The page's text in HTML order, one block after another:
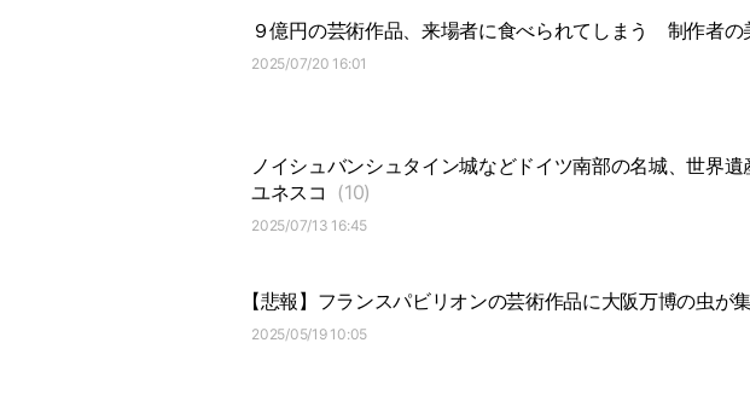
９億円の芸術作品、来場者に食べられてしまう 制作者の
2025/07/20 16:01
ノイシュバンシュタイン城などドイツ南部の名城、世界遺
ユネスコ (10)
2025/07/13 16:45
【悲報】フランスパビリオンの芸術作品に大阪万博の虫が
2025/05/19 10:05